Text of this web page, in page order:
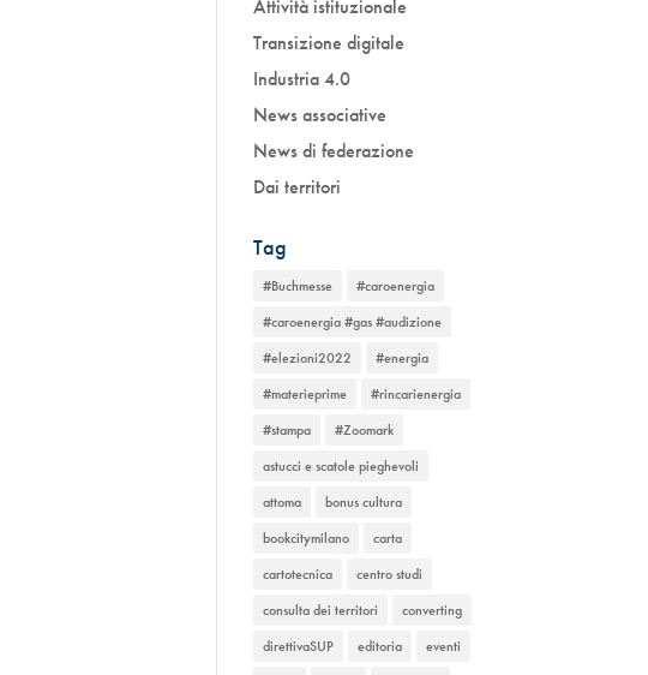
Attività istituzionale
Transizione digitale
Industria 4.0
News associative
News di federazione
Dai territori
Tag
#Buchmesse
#caroenergia
#caroenergia #gas #audizione
#elezioni2022
#energia
#materieprime
#rincarienergia
#stampa
#Zoomark
astucci e scatole pieghevoli
attoma
bonus cultura
bookcitymilano
carta
cartotecnica
centro studi
consulta dei territori
converting
direttivaSUP
editoria
eventi